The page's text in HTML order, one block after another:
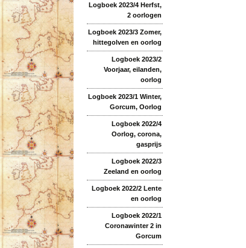
Logboek 2023/4 Herfst,
2 oorlogen
Logboek 2023/3 Zomer,
hittegolven en oorlog
Logboek 2023/2
Voorjaar, eilanden,
oorlog
Logboek 2023/1 Winter,
Gorcum, Oorlog
Logboek 2022/4
Oorlog, corona,
gasprijs
Logboek 2022/3
Zeeland en oorlog
Logboek 2022/2 Lente
en oorlog
Logboek 2022/1
Coronawinter 2 in
Gorcum